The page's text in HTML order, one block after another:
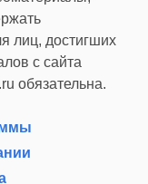
лиц, достигших
с сайта
обязательна.